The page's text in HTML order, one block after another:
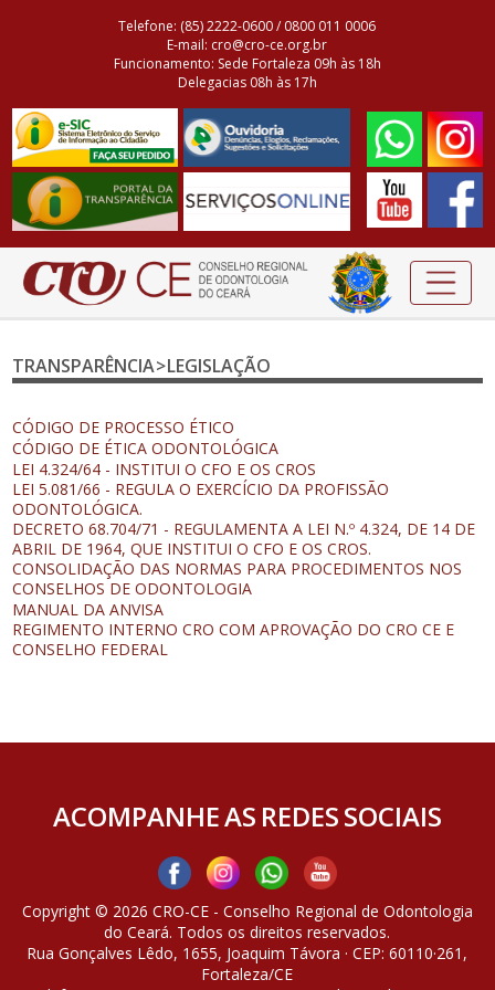
Telefone: (85) 2222-0600 / 0800 011 0006
E-mail: cro@cro-ce.org.br
Funcionamento: Sede Fortaleza 09h às 18h
Delegacias 08h às 17h
TRANSPARÊNCIA > LEGISLAÇÃO
CÓDIGO DE PROCESSO ÉTICO
CÓDIGO DE ÉTICA ODONTOLÓGICA
LEI 4.324/64 - INSTITUI O CFO E OS CROS
LEI 5.081/66 - REGULA O EXERCÍCIO DA PROFISSÃO
ODONTOLÓGICA.
DECRETO 68.704/71 - REGULAMENTA A LEI N.º 4.324, DE 14 DE
ABRIL DE 1964, QUE INSTITUI O CFO E OS CROS.
CONSOLIDAÇÃO DAS NORMAS PARA PROCEDIMENTOS NOS
CONSELHOS DE ODONTOLOGIA
MANUAL DA ANVISA
REGIMENTO INTERNO CRO COM APROVAÇÃO DO CRO CE E
CONSELHO FEDERAL
ACOMPANHE AS REDES SOCIAIS
Copyright © 2026 CRO-CE - Conselho Regional de Odontologia
do Ceará. Todos os direitos reservados.
Rua Gonçalves Lêdo, 1655, Joaquim Távora · CEP: 60110·261,
Fortaleza/CE